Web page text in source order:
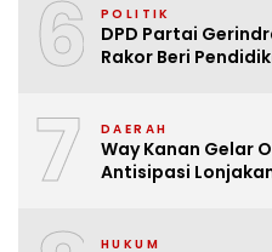
6 POLITIK
DPD Partai
Rakor Beri
7 DAERAH
Way Kanan Gelar
Antisipasi
HUKUM